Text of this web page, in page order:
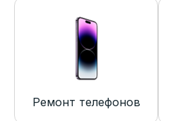
Ремонт телефонов